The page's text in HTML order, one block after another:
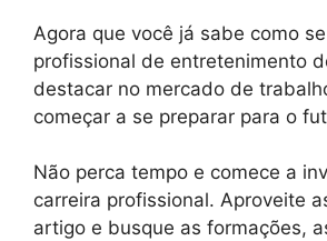
Agora que você já sabe como
profissional de entretenimento
destacar no mercado de
começar a se preparar para o
Não perca tempo e comece a
carreira profissional. Aproveite
artigo e busque as formações,